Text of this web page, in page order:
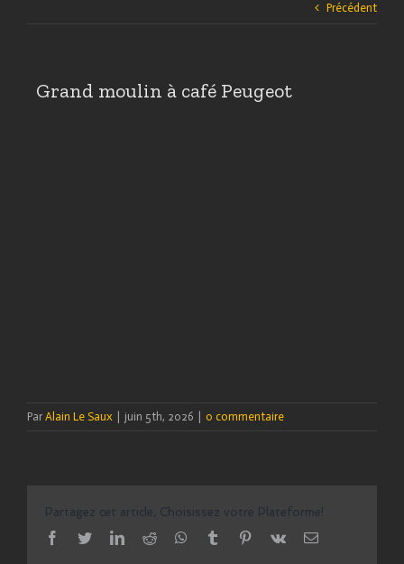
Précédent
Grand moulin à café Peugeot
Par Alain Le Saux | juin 5th, 2026 | 0 commentaire
Partagez cet article, Choisissez votre Plateforme!
facebook
twitterlinkedinreddit whatsapptumblr pinterest
vk Email